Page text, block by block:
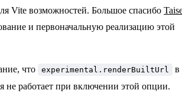
Vite возможностей. Большое спасибо
и первоначальную реализацию этой
что experimental.renderBuiltUrl
в
не работает при включении этой опции.